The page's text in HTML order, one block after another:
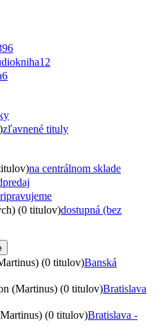
12
6
zľavnené tituly
na centrálnom sklade
(0 titulov)dostupná (bez
(0 titulov)Banská
(Martinus) (0 titulov)Bratislava
(0 titulov)Bratislava -